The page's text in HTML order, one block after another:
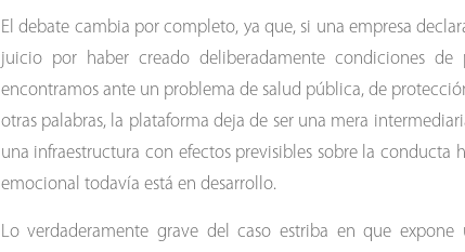
El debate cambia por completo, ya que, si una empresa
juicio por haber creado deliberadamente condiciones de
encontramos ante un problema de salud pública, de
otras palabras, la plataforma deja de ser una mera
una infraestructura con efectos previsibles sobre la conducta
emocional todavía está en desarrollo.
Lo verdaderamente grave del caso estriba en que